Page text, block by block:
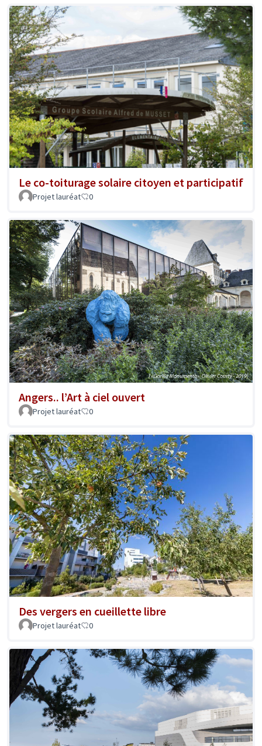
Le co-toiturage solaire citoyen et participatif
Projet lauréat 0
Angers.. l’Art à ciel ouvert
Projet lauréat 0
Des vergers en cueillette libre
Projet lauréat 0